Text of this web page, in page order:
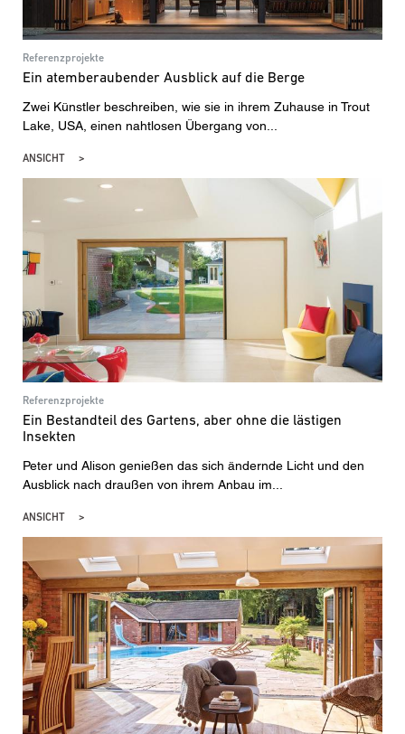
Referenzprojekte
Ein atemberaubender Ausblick auf die Berge
Zwei Künstler beschreiben, wie sie in ihrem Zuhause in Trout
Lake, USA, einen nahtlosen Übergang von...
ANSICHT
Referenzprojekte
Ein Bestandteil des Gartens, aber ohne die lästigen
Insekten
Peter und Alison genießen das sich ändernde Licht und den
Ausblick nach draußen von ihrem Anbau im...
ANSICHT